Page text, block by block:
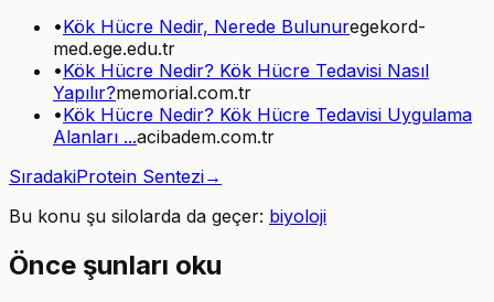
•Kök Hücre Nedir, Nerede Bulunuregekord-
med.ege.edu.tr
•Kök Hücre Nedir? Kök Hücre Tedavisi Nasıl
Yapılır?memorial.com.tr
•Kök Hücre Nedir? Kök Hücre Tedavisi Uygulama
Alanları ...acibadem.com.tr
SıradakiProtein Sentezi→
Bu konu şu silolarda da geçer: biyoloji
Önce şunları oku